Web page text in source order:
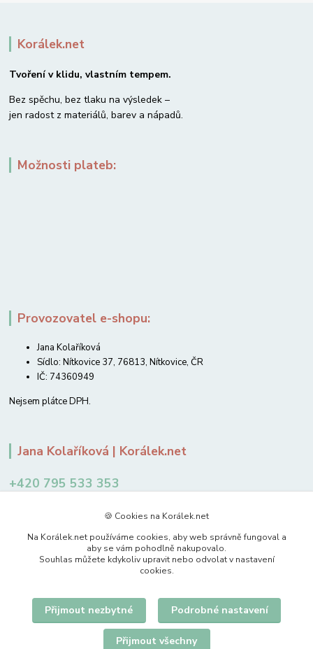
Korálek.net
Tvoření v klidu, vlastním tempem.
Bez spěchu, bez tlaku na výsledek –
jen radost z materiálů, barev a nápadů.
Možnosti plateb:
Provozovatel e-shopu:
Jana Kolaříková
Sídlo: Nítkovice 37, 76813, Nítkovice, ČR
IČ: 74360949
Nejsem plátce DPH.
Jana Kolaříková | Korálek.net
+420 795 533 353
Upravit sběr cookies.
🍪 Cookies na Korálek.net
Na Korálek.net používáme cookies, aby web správně fungoval a
aby se vám pohodlně nakupovalo.
Souhlas můžete kdykoliv upravit nebo odvolat v nastavení
cookies.
Přijmout nezbytné Podrobné nastavení
Přijmout všechny